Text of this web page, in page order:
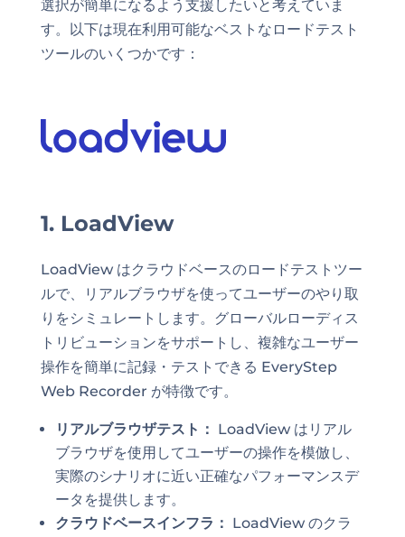
選択が簡単になるよう支援したいと考えていま
す。以下は現在利用可能なベストなロードテスト
ツールのいくつかです：
1. LoadView
LoadView はクラウドベースのロードテストツー
ルで、リアルブラウザを使ってユーザーのやり取
りをシミュレートします。グローバルローディス
トリビューションをサポートし、複雑なユーザー
操作を簡単に記録・テストできる EveryStep
Web Recorder が特徴です。
リアルブラウザテスト： LoadView はリアル
ブラウザを使用してユーザーの操作を模倣し、
実際のシナリオに近い正確なパフォーマンスデ
ータを提供します。
クラウドベースインフラ： LoadView のクラ